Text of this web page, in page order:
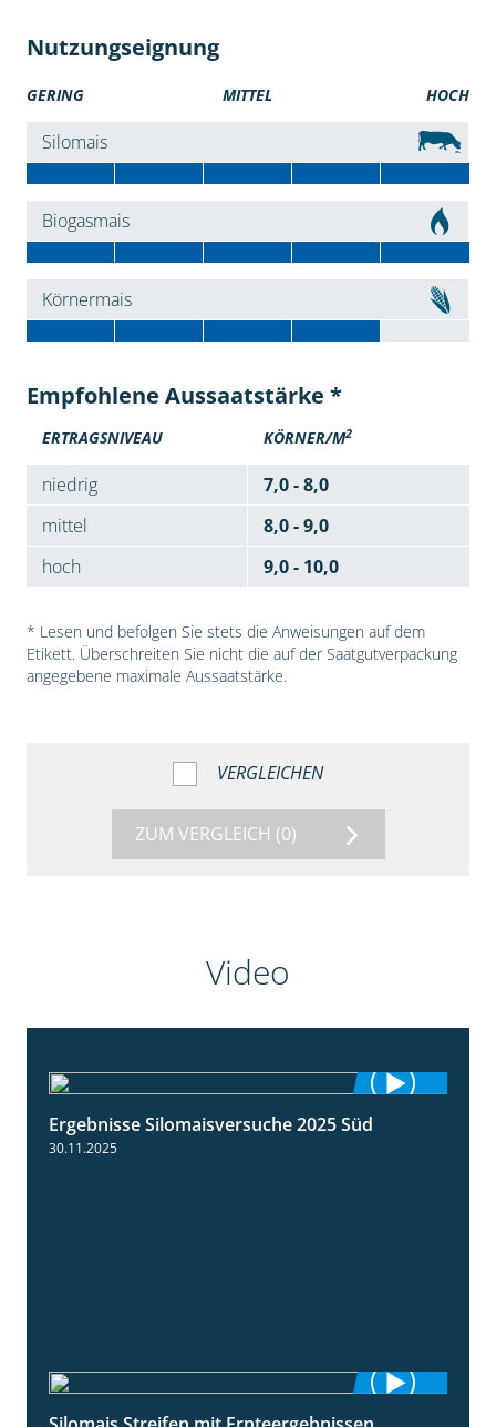
Nutzungseignung
GERING MITTEL HOCH
Silomais
Biogasmais
Körnermais
Empfohlene Aussaatstärke *
ERTRAGSNIVEAU KÖRNER/M2
niedrig
7,0 - 8,0
mittel
8,0 - 9,0
hoch
9,0 - 10,0
* Lesen und befolgen Sie stets die Anweisungen auf dem
Etikett. Überschreiten Sie nicht die auf der Saatgutverpackung
angegebene maximale Aussaatstärke.
VERGLEICHEN
ZUM VERGLEICH (0)
Video
Ergebnisse Silomaisversuche 2025 Süd
30.11.2025